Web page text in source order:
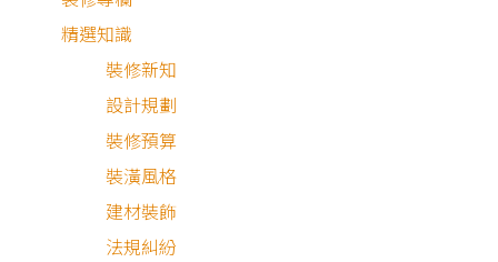
精選知識
裝修新知
設計規劃
裝修預算
裝潢風格
建材裝飾
法規糾紛